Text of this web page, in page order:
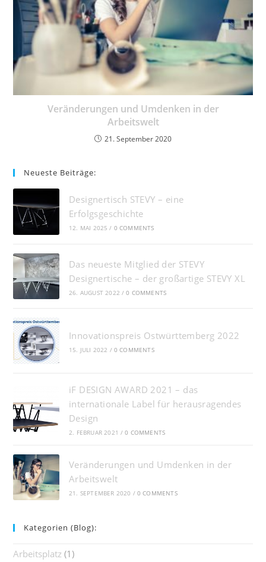
Veränderungen und Umdenken in der
Arbeitswelt
21. September 2020
Neueste Beiträge:
Designertisch STEVY – eine
Erfolgsgeschichte
12. MAI 2025 / 0 COMMENTS
Das neueste Mitglied der STEVY
Designertische – der großartige STEVY XL
26. AUGUST 2022 / 0 COMMENTS
Innovationspreis Ostwürttemberg 2022
15. JULI 2022 / 0 COMMENTS
iF DESIGN AWARD 2021 – das
internationale Label für herausragendes
Design
2. FEBRUAR 2021 / 0 COMMENTS
Veränderungen und Umdenken in der
Arbeitswelt
21. SEPTEMBER 2020 / 0 COMMENTS
Kategorien (Blog):
Arbeitsplatz (1)